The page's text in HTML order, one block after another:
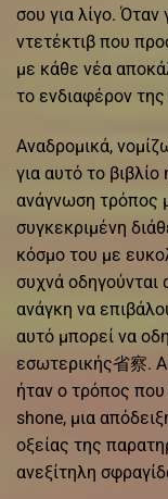
σου για λίγο. Όταν
ντετέκτιβ που
με κάθε νέα
το ενδιαφέρον της
Αναδρομικά,
για αυτό το
ανάγνωση τρόπος
συγκεκριμένη
κόσμο του με
συχνά οδηγούνται
ανάγκη να
αυτό μπορεί να
εσωτερικής省察.
ήταν ο τρόπος που
shone, μια
οξείας της
ανεξίτηλη